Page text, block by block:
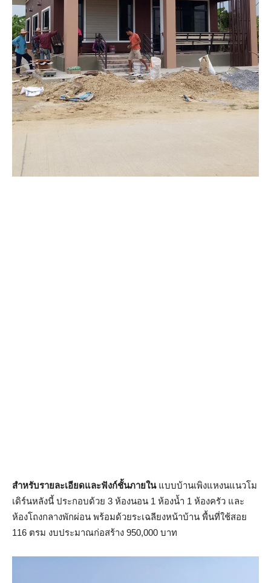
สำหรับรายละเอียดและฟังก์ชั้นภายในแบบบ้านเพิงแหงนแนวโม
เดิร์นหลังนี้ ประกอบด้วย 3 ห้องนอน 1 ห้องน้ำ 1 ห้องครัว และ
ห้องโถงกลางพักผ่อน พร้อมด้วยระเฉลียงหน้าบ้าน พื้นที่ใช้สอย
116 ตรม งบประมาณก่อสร้าง 950,000 บาท